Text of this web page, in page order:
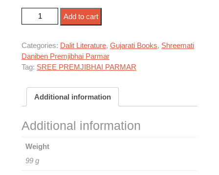
જ્ઞાતિપ્રથાનો મૃત્યુઘંટ કઈ રીતે? quantity
Add to cart
Categories: Dalit Literature, Gujarati Books, Shreemati
Daniben Premjibhai Parmar
Tag: SREE PREMJIBHAI PARMAR
Additional information
Additional information
Weight
99 g